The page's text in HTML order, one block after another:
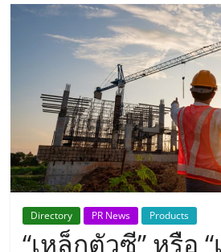
แห่ง
ประเทศไทย,
รวม
ธุรกิจ
Directory PR News Products
“เหล็กตัวซี” หรือ